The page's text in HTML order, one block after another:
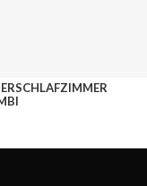
SCHLAFZIMMER